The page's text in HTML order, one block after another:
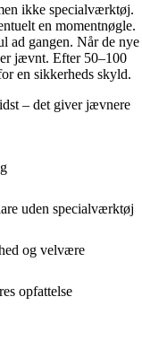
ikke specialværktøj.
en momentnøgle.
ad gangen. Når de nye
jævnt. Efter 50–100
en sikkerheds skyld.
– det giver jævnere
uden specialværktøj
og velvære
opfattelse